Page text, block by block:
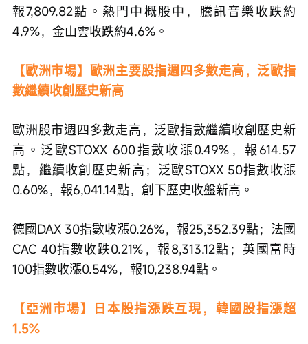
報7,809.82點。熱門中概股中，騰訊音樂收跌約
4.9%，金山雲收跌約4.6%。
【歐洲市場】歐洲主要股指週四多數走高，泛歐指
數繼續收創歷史新高
歐洲股市週四多數走高，泛歐指數繼續收創歷史新
高。泛歐STOXX 600指數收漲0.49%，報614.57
點，繼續收創歷史新高；泛歐STOXX 50指數收漲
0.60%，報6,041.14點，創下歷史收盤新高。
德國DAX 30指數收漲0.26%，報25,352.39點；法國
CAC 40指數收跌0.21%，報8,313.12點；英國富時
100指數收漲0.54%，報10,238.94點。
【亞洲市場】日本股指漲跌互現，韓國股指漲超
1.5%